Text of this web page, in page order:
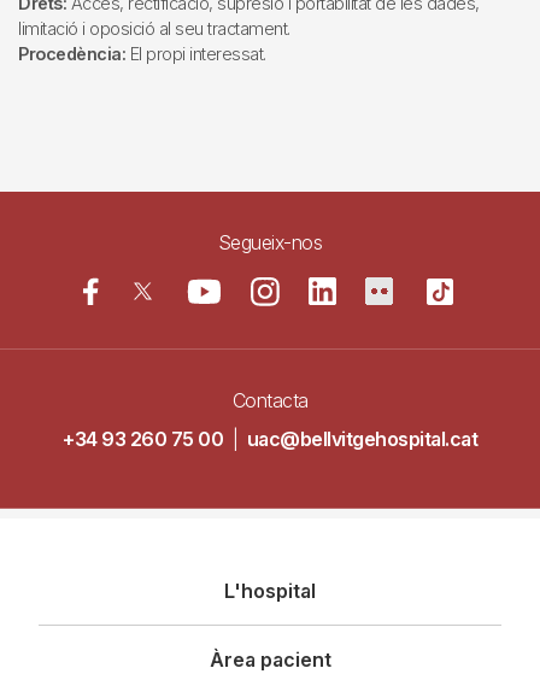
limitació i oposició al seu tractament.
Procedència: El propi interessat.
Segueix-nos
Contacta
+34 93 260 75 00
uac@bellvitgehospital.cat
principal
L'hospital
Àrea pacient